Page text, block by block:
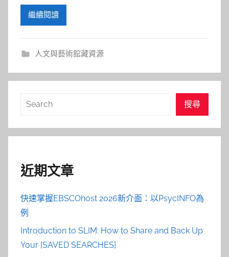
格繼續閱讀
人文與藝術館藏資源
搜
搜尋
近期文章
快速掌握EBSCOhost 2026新介面：以PsycINFO為
例
Introduction to SLIM: How to Share and Back Up
Your [SAVED SEARCHES]